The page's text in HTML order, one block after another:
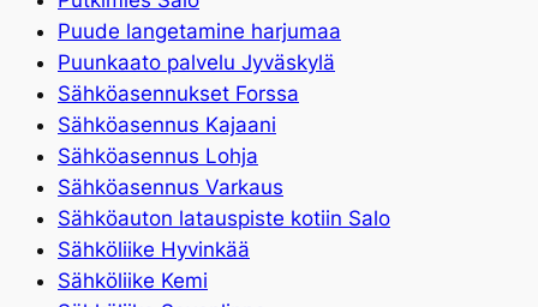
Puude langetamine harjumaa
Puunkaato palvelu Jyväskylä
Sähköasennukset Forssa
Sähköasennus Kajaani
Sähköasennus Lohja
Sähköasennus Varkaus
Sähköauton latauspiste kotiin Salo
Sähköliike Hyvinkää
Sähköliike Kemi